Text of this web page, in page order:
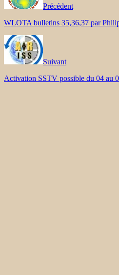
Précédent
WLOTA bulletins 35,36,37 par
Suivant
Activation SSTV possible du 04 au